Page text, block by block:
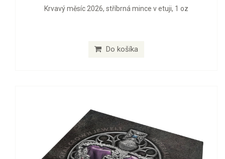
Krvavý měsíc 2026, stříbrná mince v etuji, 1 oz
Do košíka